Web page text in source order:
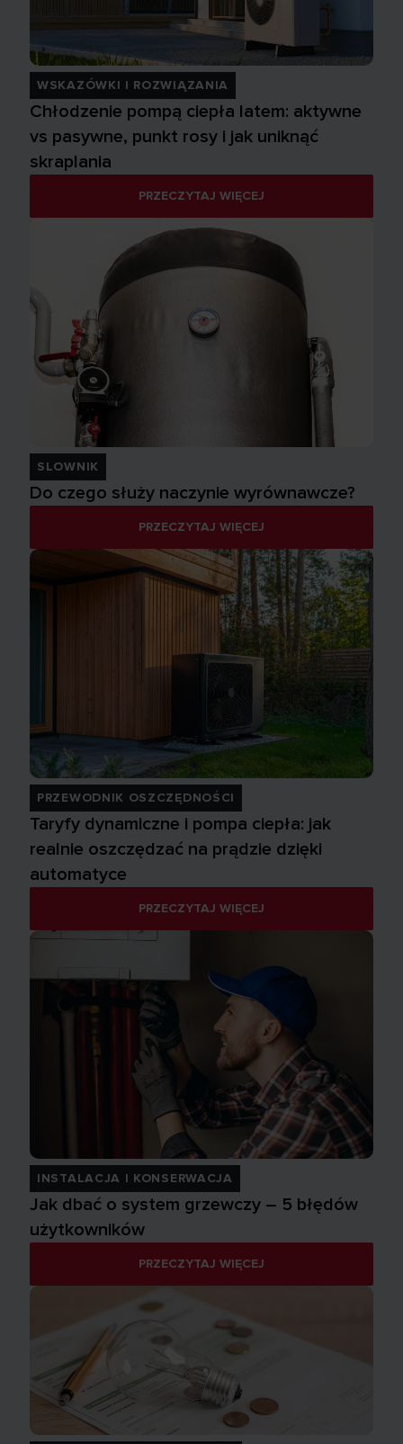
WSKAZÓWKI I ROZWIĄZANIA
Chłodzenie pompą ciepła latem: aktywne
vs pasywne, punkt rosy i jak uniknąć
skraplania
PRZECZYTAJ WIĘCEJ
SLOWNIK
Do czego służy naczynie wyrównawcze?
PRZECZYTAJ WIĘCEJ
PRZEWODNIK OSZCZĘDNOŚCI
Taryfy dynamiczne i pompa ciepła: jak
realnie oszczędzać na prądzie dzięki
automatyce
PRZECZYTAJ WIĘCEJ
INSTALACJA I KONSERWACJA
Jak dbać o system grzewczy – 5 błędów
użytkowników
PRZECZYTAJ WIĘCEJ